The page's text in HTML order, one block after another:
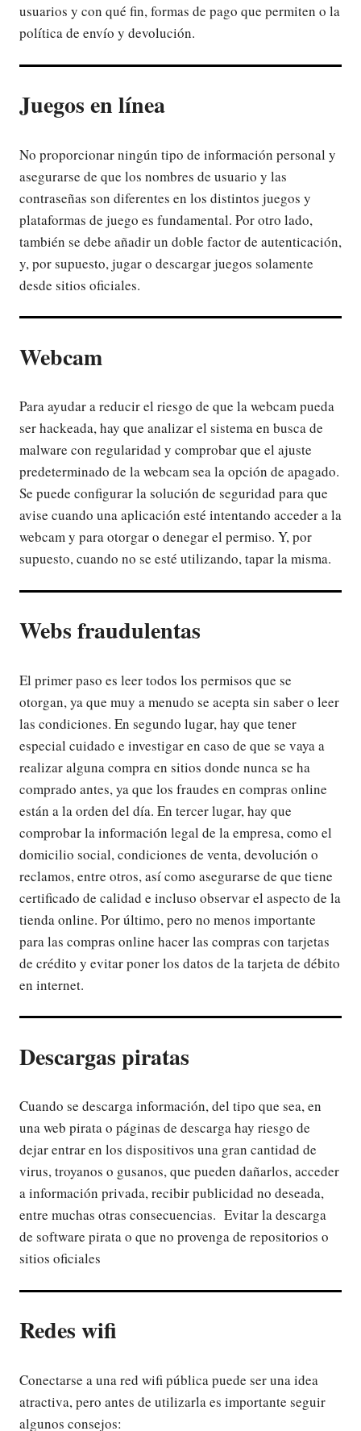
usuarios y con qué fin, formas de pago que permiten o la
política de envío y devolución.
Juegos en línea
No proporcionar ningún tipo de información personal y
asegurarse de que los nombres de usuario y las
contraseñas son diferentes en los distintos juegos y
plataformas de juego es fundamental. Por otro lado,
también se debe añadir un doble factor de autenticación,
y, por supuesto, jugar o descargar juegos solamente
desde sitios oficiales.
Webcam
Para ayudar a reducir el riesgo de que la webcam pueda
ser hackeada, hay que analizar el sistema en busca de
malware con regularidad y comprobar que el ajuste
predeterminado de la webcam sea la opción de apagado.
Se puede configurar la solución de seguridad para que
avise cuando una aplicación esté intentando acceder a la
webcam y para otorgar o denegar el permiso. Y, por
supuesto, cuando no se esté utilizando, tapar la misma.
Webs fraudulentas
El primer paso es leer todos los permisos que se
otorgan, ya que muy a menudo se acepta sin saber o leer
las condiciones. En segundo lugar, hay que tener
especial cuidado e investigar en caso de que se vaya a
realizar alguna compra en sitios donde nunca se ha
comprado antes, ya que los fraudes en compras online
están a la orden del día. En tercer lugar, hay que
comprobar la información legal de la empresa, como el
domicilio social, condiciones de venta, devolución o
reclamos, entre otros, así como asegurarse de que tiene
certificado de calidad e incluso observar el aspecto de la
tienda online. Por último, pero no menos importante
para las compras online hacer las compras con tarjetas
de crédito y evitar poner los datos de la tarjeta de débito
en internet.
Descargas piratas
Cuando se descarga información, del tipo que sea, en
una web pirata o páginas de descarga hay riesgo de
dejar entrar en los dispositivos una gran cantidad de
virus, troyanos o gusanos, que pueden dañarlos, acceder
a información privada, recibir publicidad no deseada,
entre muchas otras consecuencias. Evitar la descarga
de software pirata o que no provenga de repositorios o
sitios oficiales
Redes wifi
Conectarse a una red wifi pública puede ser una idea
atractiva, pero antes de utilizarla es importante seguir
algunos consejos: